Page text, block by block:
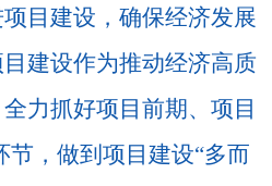
项目建设，确保经济发展
建设作为推动经济高质
力抓好项目前期、项目
节，做到项目建设“多而